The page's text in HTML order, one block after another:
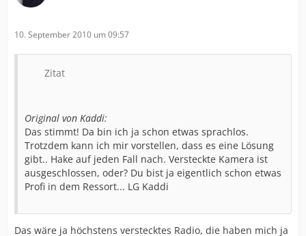
10. September 2010 um 09:57
Zitat
Original von Kaddi:
Das stimmt! Da bin ich ja schon etwas sprachlos.
Trotzdem kann ich mir vorstellen, dass es eine Lösung
gibt.. Hake auf jeden Fall nach. Versteckte Kamera ist
ausgeschlossen, oder? Du bist ja eigentlich schon etwas
Profi in dem Ressort... LG Kaddi
Das wäre ja höchstens verstecktes Radio, die haben mich ja